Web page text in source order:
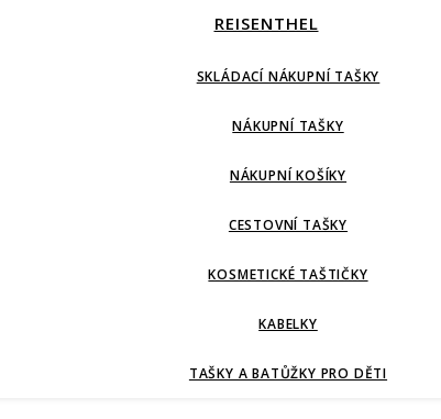
REISENTHEL
SKLÁDACÍ NÁKUPNÍ TAŠKY
NÁKUPNÍ TAŠKY
NÁKUPNÍ KOŠÍKY
CESTOVNÍ TAŠKY
KOSMETICKÉ TAŠTIČKY
KABELKY
TAŠKY A BATŮŽKY PRO DĚTI